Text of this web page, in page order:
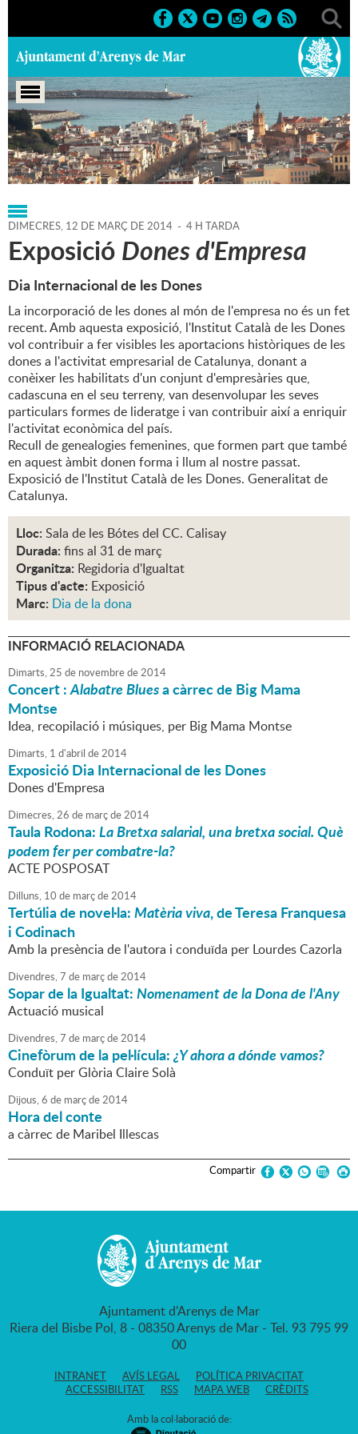
Portada > Regidories > Cultura > Agenda > 12-03-2014
DIMECRES, 12 DE MARÇ DE 2014 - 4 H TARDA
Exposició Dones d'Empresa
Dia Internacional de les Dones
La incorporació de les dones al món de l'empresa no és un fet
recent. Amb aquesta exposició, l'Institut Català de les Dones
vol contribuir a fer visibles les aportacions històriques de les
dones a l'activitat empresarial de Catalunya, donant a
conèixer les habilitats d'un conjunt d'empresàries que,
cadascuna en el seu terreny, van desenvolupar les seves
particulars formes de lideratge i van contribuir així a enriquir
l'activitat econòmica del país.
Recull de genealogies femenines, que formen part que també
en aquest àmbit donen forma i llum al nostre passat.
Exposició de l'Institut Català de les Dones. Generalitat de
Catalunya.
Lloc: Sala de les Bótes del CC. Calisay
Durada: fins al 31 de març
Organitza: Regidoria d'Igualtat
Tipus d'acte: Exposició
Marc: Dia de la dona
INFORMACIÓ RELACIONADA
Dimarts,25 de novembrede2014
Concert :Alabatre Bluesa càrrec de Big Mama
Montse
Idea, recopilació i músiques, per Big Mama Montse
Dimarts, 1 d'abril de2014
Exposició Dia Internacional de les Dones
Dones d'Empresa
Dimecres,26 de marçde2014
Taula Rodona:La Bretxa salarial, una bretxa social. Què
podem fer per combatre-la?
ACTE POSPOSAT
Dilluns, 10 de marçde2014
Tertúlia de novel·la:Matèria viva, de Teresa Franquesa
i Codinach
Amb la presència de l'autora i conduïda per Lourdes Cazorla
Divendres,7 de marçde2014
Sopar de la Igualtat:Nomenament de la Dona de l'Any
Actuació musical
Divendres,7 de marçde2014
Cinefòrum de la pel·lícula:¿Y ahora a dónde vamos?
Conduït per Glòria Claire Solà
Dijous,6 de marçde2014
Hora del conte
a càrrec de Maribel Illescas
Compartir
Ajuntament d'Arenys de Mar
Riera del Bisbe Pol, 8 - 08350 Arenys de Mar - Tel. 93 795 99
00
INTRANET AVÍS LEGAL
POLÍTICA PRIVACITAT
ACCESSIBILITAT
RSS MAPA WEB CRÈDITS
Amb la col·laboració de: